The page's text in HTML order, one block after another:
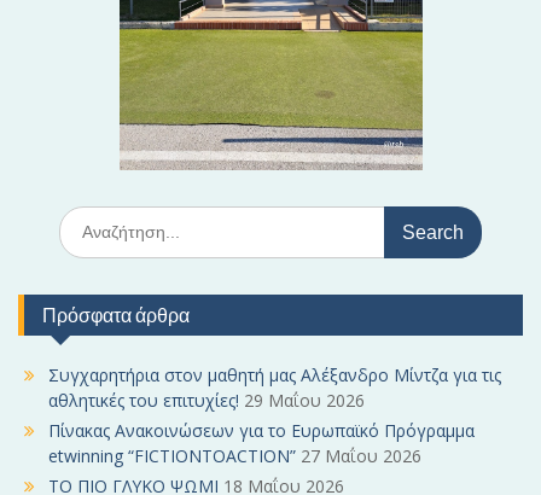
S
e
r
c
h
f
o
r
:
Πρόσφατα άρθρα
Συγχαρητήρια στον μαθητή μας Αλέξανδρο Μίντζα για τις
αθλητικές του επιτυχίες! 29 Μαΐου 2026
Πίνακας Ανακοινώσεων για το Ευρωπαϊκό Πρόγραμμα
etwinning “FICTIONTOACTION” 27 Μαΐου 2026
ΤΟ ΠΙΟ ΓΛΥΚΟ ΨΩΜΙ 18 Μαΐου 2026